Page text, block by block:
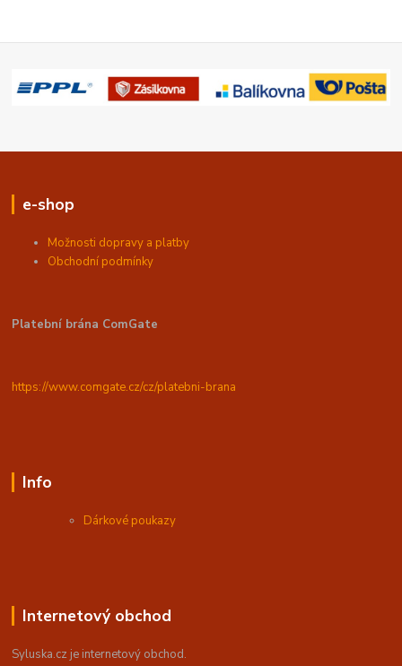
e-shop
Možnosti dopravy a platby
Obchodní podmínky
Platební brána ComGate
https://www.comgate.cz/cz/platebni-brana
Info
Dárkové poukazy
Internetový obchod
Syluska.cz je internetový obchod.